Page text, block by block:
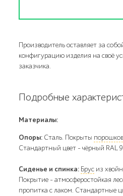
Производитель оставляет за
конфигурацию изделия на своё
заказчика.
Подробные
Материалы:
Опоры: Сталь. Покрыты
Стандартный цвет – чёрный RAL
Сиденье и спинка: Брус из
Покрытие - атмосферостойкая
пропитка с лаком. Стандартные